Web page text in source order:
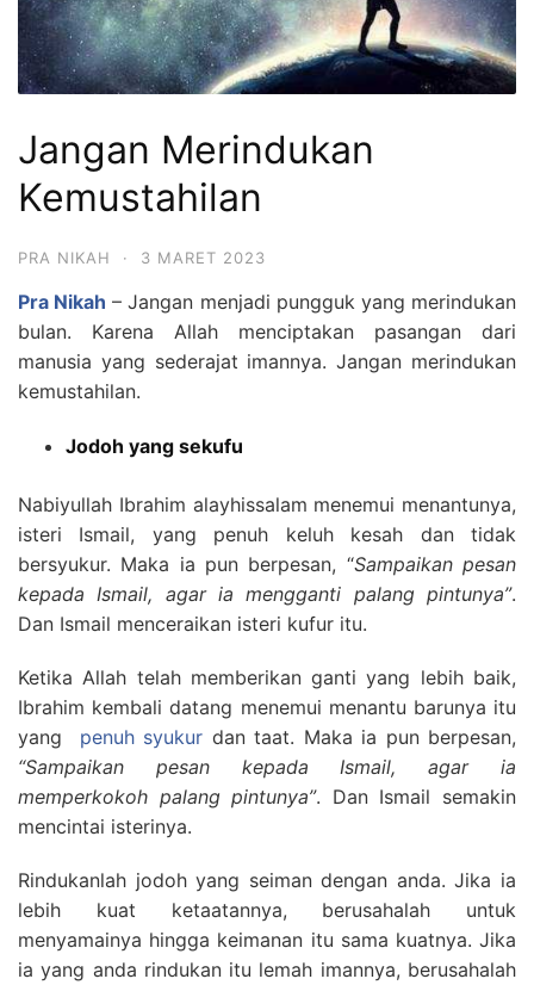
Jangan Merindukan
Kemustahilan
PRA NIKAH · 3 MARET 2023
Pra Nikah – Jangan menjadi pungguk yang merindukan
bulan. Karena Allah menciptakan pasangan dari
manusia yang sederajat imannya. Jangan merindukan
kemustahilan.
Jodoh yang sekufu
Nabiyullah Ibrahim alayhissalam menemui menantunya,
isteri Ismail, yang penuh keluh kesah dan tidak
bersyukur. Maka ia pun berpesan, “Sampaikan pesan
kepada Ismail, agar ia mengganti palang pintunya”.
Dan Ismail menceraikan isteri kufur itu.
Ketika Allah telah memberikan ganti yang lebih baik,
Ibrahim kembali datang menemui menantu barunya itu
yang penuh syukur dan taat. Maka ia pun berpesan,
“Sampaikan pesan kepada Ismail, agar ia
memperkokoh palang pintunya”. Dan Ismail semakin
mencintai isterinya.
Rindukanlah jodoh yang seiman dengan anda. Jika ia
lebih kuat ketaatannya, berusahalah untuk
menyamainya hingga keimanan itu sama kuatnya. Jika
ia yang anda rindukan itu lemah imannya, berusahalah